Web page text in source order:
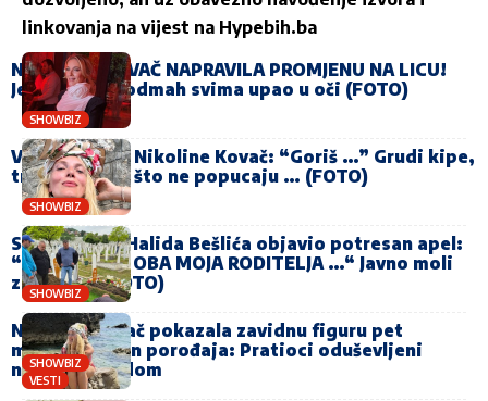
linkovanja na vijest na Hypebih.ba
SHOWBIZ
NIKOLINA KOVAČ NAPRAVILA PROMJENU NA LICU!
Jedan detalj odmah svima upao u oči (FOTO)
SHOWBIZ
Vrelo izdanje Nikoline Kovač: “Goriš …” Grudi kipe,
trakice samo što ne popucaju … (FOTO)
SHOWBIZ
Sin rahmetli Halida Bešlića objavio potresan apel:
“LEŽAO JE SA OBA MOJA RODITELJA …“ Javno moli
za pomoć (FOTO)
SHOWBIZ
VESTI
Nikolina Kovač pokazala zavidnu figuru pet
mjeseci nakon porođaja: Pratioci oduševljeni
njenim izgledom